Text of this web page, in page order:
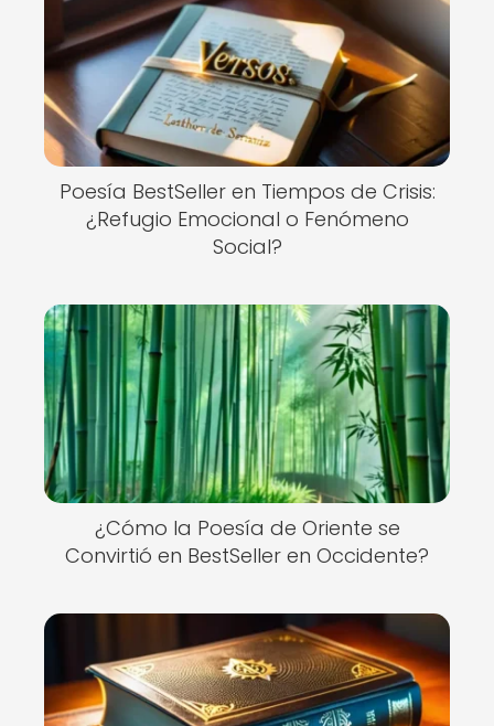
Poesía BestSeller en Tiempos de Crisis:
¿Refugio Emocional o Fenómeno
Social?
¿Cómo la Poesía de Oriente se
Convirtió en BestSeller en Occidente?